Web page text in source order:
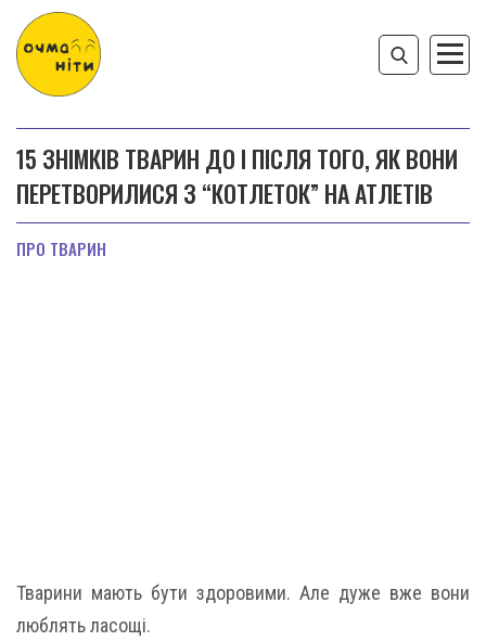
15 ЗНІМКІВ ТВАРИН ДО І ПІСЛЯ ТОГО, ЯК ВОНИ
ПЕРЕТВОРИЛИСЯ З “КОТЛЕТОК” НА АТЛЕТІВ
ПРО ТВАРИН
Тварини мають бути здоровими. Але дуже вже вони
люблять ласощі.